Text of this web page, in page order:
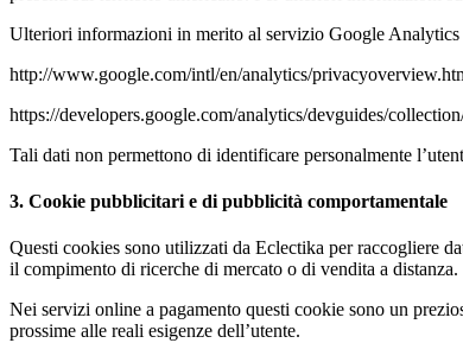
Ulteriori informazioni in merito al servizio Google Analytics
http://www.google.com/intl/en/analytics/
https://developers.google.com/analytics/devguides/
Tali dati non permettono di identificare personalmente
3. Cookie pubblicitari e di pubblicità comportamentale
Questi cookies sono utilizzati da Eclectika per raccogliere
il compimento di ricerche di mercato o di vendita a distanza.
Nei servizi online a pagamento questi cookie sono un
prossime alle reali esigenze dell’utente.